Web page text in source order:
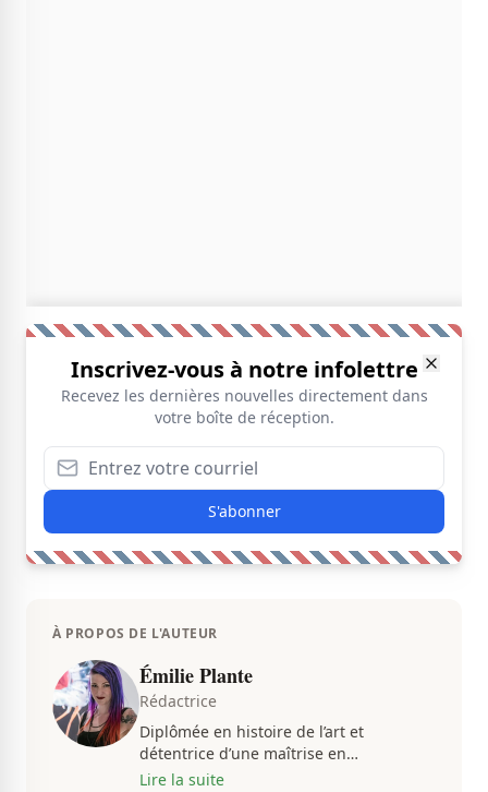
Inscrivez-vous à notre infolettre
Recevez les dernières nouvelles directement dans
votre boîte de réception.
S'abonner
À PROPOS DE L'AUTEUR
Émilie Plante
Rédactrice
Diplômée en histoire de l’art et
détentrice d’une maîtrise en
muséologie, Émilie gravite dans
Lire la suite